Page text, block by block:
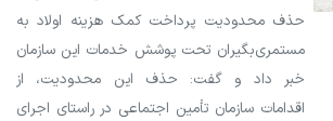
حذف محدودیت پرداخت کمک هزینه اولاد به
مستمری‌بگیران تحت پوشش خدمات این سازمان
خبر داد و گفت: حذف این محدودیت، از
اقدامات سازمان تأمین‌ اجتماعی در راستای اجرای